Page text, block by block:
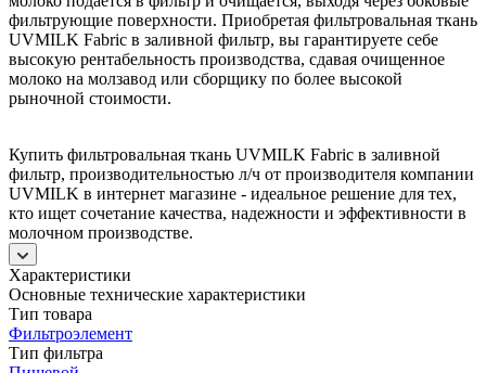
фильтрующие поверхности. Приобретая фильтровальная ткань
UVMILK Fabric в заливной фильтр, вы гарантируете себе
высокую рентабельность производства, сдавая очищенное
молоко на молзавод или сборщику по более высокой
рыночной стоимости.
Купить фильтровальная ткань UVMILK Fabric в заливной
фильтр, производительностью л/ч от производителя компании
UVMILK в интернет магазине - идеальное решение для тех,
кто ищет сочетание качества, надежности и эффективности в
молочном производстве.
Характеристики
Основные технические характеристики
Тип товара
Фильтроэлемент
Тип фильтра